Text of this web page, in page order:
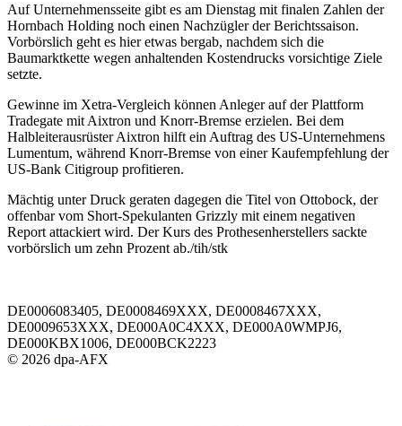
Auf Unternehmensseite gibt es am Dienstag mit finalen Zahlen der
Hornbach Holding noch einen Nachzügler der Berichtssaison.
Vorbörslich geht es hier etwas bergab, nachdem sich die
Baumarktkette wegen anhaltenden Kostendrucks vorsichtige Ziele
setzte.
Gewinne im Xetra-Vergleich können Anleger auf der Plattform
Tradegate mit Aixtron und Knorr-Bremse erzielen. Bei dem
Halbleiterausrüster Aixtron hilft ein Auftrag des US-Unternehmens
Lumentum, während Knorr-Bremse von einer Kaufempfehlung der
US-Bank Citigroup profitieren.
Mächtig unter Druck geraten dagegen die Titel von Ottobock, der
offenbar vom Short-Spekulanten Grizzly mit einem negativen
Report attackiert wird. Der Kurs des Prothesenherstellers sackte
vorbörslich um zehn Prozent ab./tih/stk
DE0006083405, DE0008469XXX, DE0008467XXX,
DE0009653XXX, DE000A0C4XXX, DE000A0WMPJ6,
DE000KBX1006, DE000BCK2223
© 2026 dpa-AFX